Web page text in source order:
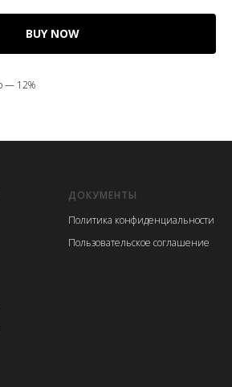
BUY NOW
— 12%
ДОКУМЕНТЫ
Политика конфиденциальности
Пользовательское соглашение